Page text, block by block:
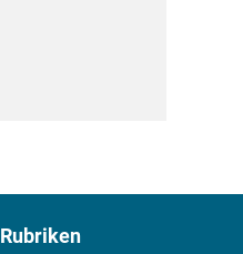
Rubriken